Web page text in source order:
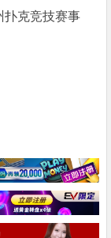
扑克竞技赛事